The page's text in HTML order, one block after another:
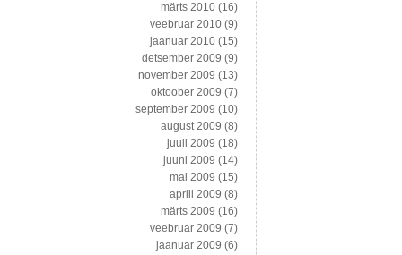
märts 2010 (16)
veebruar 2010 (9)
jaanuar 2010 (15)
detsember 2009 (9)
november 2009 (13)
oktoober 2009 (7)
september 2009 (10)
august 2009 (8)
juuli 2009 (18)
juuni 2009 (14)
mai 2009 (15)
aprill 2009 (8)
märts 2009 (16)
veebruar 2009 (7)
jaanuar 2009 (6)